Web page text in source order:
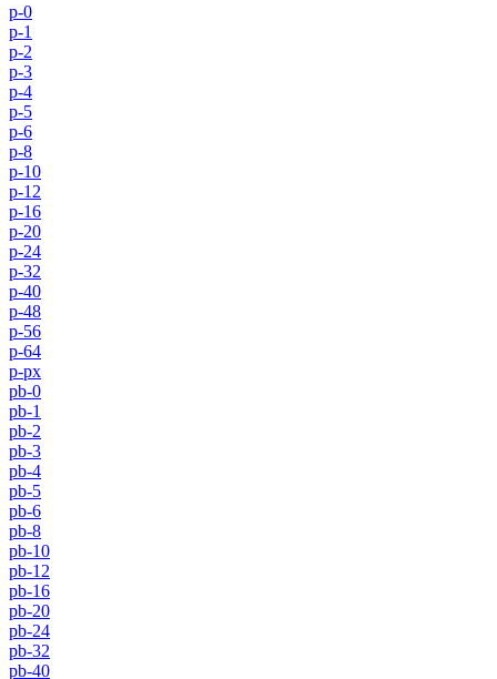
p-0
p-1
p-2
p-3
p-4
p-5
p-6
p-8
p-10
p-12
p-16
p-20
p-24
p-32
p-40
p-48
p-56
p-64
p-px
pb-0
pb-1
pb-2
pb-3
pb-4
pb-5
pb-6
pb-8
pb-10
pb-12
pb-16
pb-20
pb-24
pb-32
pb-40